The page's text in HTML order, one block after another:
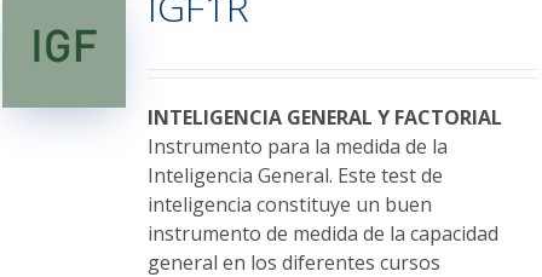
opciones
elegir
en
la
página
de
producto
INTELIGENCIA GENERAL Y FACTORIAL
Instrumento para la medida de la
Inteligencia General. Este test de
inteligencia constituye un buen
instrumento de medida de la capacidad
general en los diferentes cursos